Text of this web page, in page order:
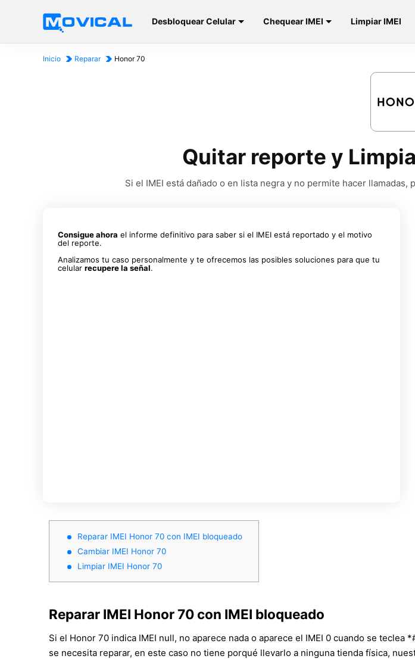
Desbloquear Celular Chequear IMEI Limpiar IMEI
Inicio Reparar Honor 70
Quitar reporte y
Si el IMEI está dañado o en lista negra y no permite hacer
Consigue ahora el informe definitivo para saber si el IMEI está reportado y el motivo
del reporte.
Analizamos tu caso personalmente y te ofrecemos las posibles soluciones para que tu
celular recupere la señal.
Reparar IMEI Honor 70 con IMEI bloqueado
Cambiar IMEI Honor 70
Limpiar IMEI Honor 70
Reparar IMEI Honor 70 con IMEI bloqueado
Si el Honor 70 indica IMEI null, no aparece nada o aparece el IMEI 0 cuando se
se necesita reparar, en este caso no tiene porqué llevarlo a ninguna tienda física,